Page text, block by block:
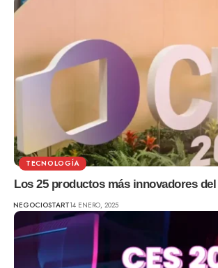
TECNOLOGÍA
Los 25 productos más innovadores del
NEGOCIOSTART14 ENERO, 2025